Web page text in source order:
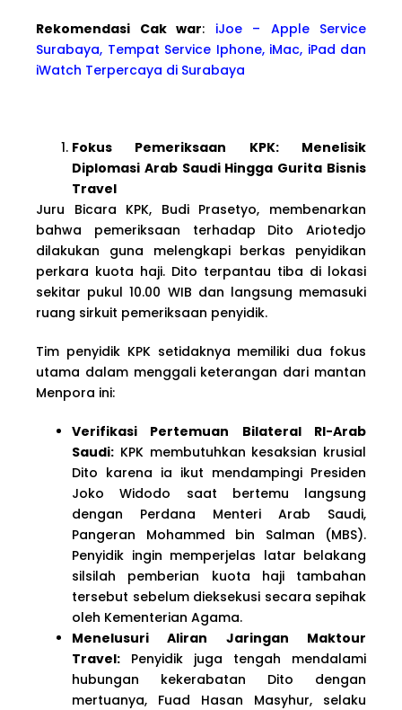
Rekomendasi Cak war: iJoe – Apple Service
Surabaya, Tempat Service Iphone, iMac, iPad dan
iWatch Terpercaya di Surabaya
Fokus Pemeriksaan KPK: Menelisik
Diplomasi Arab Saudi Hingga Gurita Bisnis
Travel
Juru Bicara KPK, Budi Prasetyo, membenarkan
bahwa pemeriksaan terhadap Dito Ariotedjo
dilakukan guna melengkapi berkas penyidikan
perkara kuota haji. Dito terpantau tiba di lokasi
sekitar pukul 10.00 WIB dan langsung memasuki
ruang sirkuit pemeriksaan penyidik.
Tim penyidik KPK setidaknya memiliki dua fokus
utama dalam menggali keterangan dari mantan
Menpora ini:
Verifikasi Pertemuan Bilateral RI-Arab
Saudi: KPK membutuhkan kesaksian krusial
Dito karena ia ikut mendampingi Presiden
Joko Widodo saat bertemu langsung
dengan Perdana Menteri Arab Saudi,
Pangeran Mohammed bin Salman (MBS).
Penyidik ingin memperjelas latar belakang
silsilah pemberian kuota haji tambahan
tersebut sebelum dieksekusi secara sepihak
oleh Kementerian Agama.
Menelusuri Aliran Jaringan Maktour
Travel: Penyidik juga tengah mendalami
hubungan kekerabatan Dito dengan
mertuanya, Fuad Hasan Masyhur, selaku